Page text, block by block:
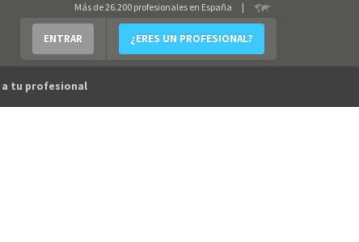
ENTRAR ¿ERES UN PROFESIONAL?
Más de 26.200 profesionales en España |
a tu profesional